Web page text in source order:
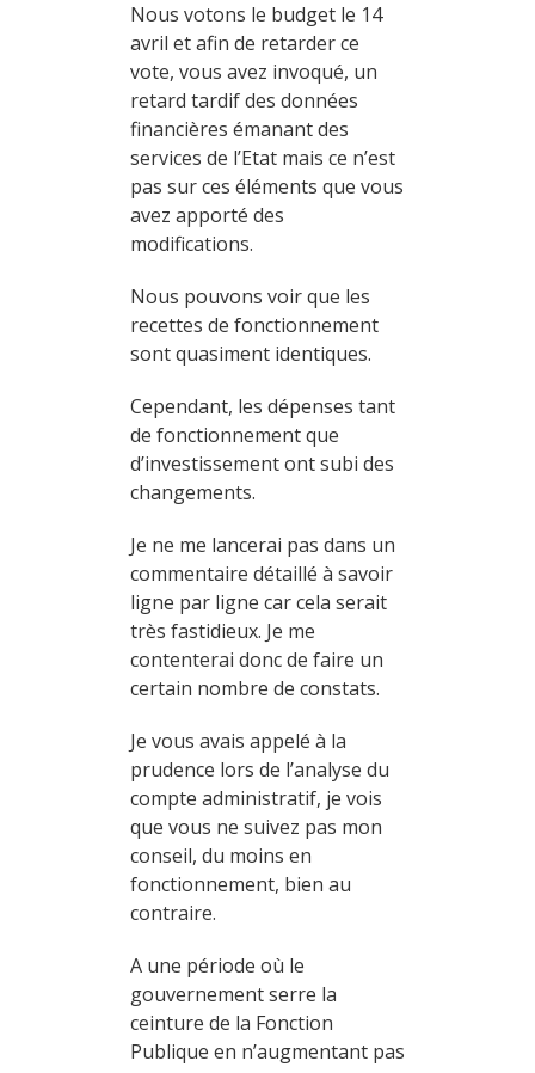
Nous votons le budget le 14
avril et afin de retarder ce
vote, vous avez invoqué, un
retard tardif des données
financières émanant des
services de l’Etat mais ce n’est
pas sur ces éléments que vous
avez apporté des
modifications.
Nous pouvons voir que les
recettes de fonctionnement
sont quasiment identiques.
Cependant, les dépenses tant
de fonctionnement que
d’investissement ont subi des
changements.
Je ne me lancerai pas dans un
commentaire détaillé à savoir
ligne par ligne car cela serait
très fastidieux. Je me
contenterai donc de faire un
certain nombre de constats.
Je vous avais appelé à la
prudence lors de l’analyse du
compte administratif, je vois
que vous ne suivez pas mon
conseil, du moins en
fonctionnement, bien au
contraire.
A une période où le
gouvernement serre la
ceinture de la Fonction
Publique en n’augmentant pas